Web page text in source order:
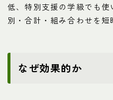
低、特別支援の学級でも
別・合計・組み合わせを短
なぜ効果的か